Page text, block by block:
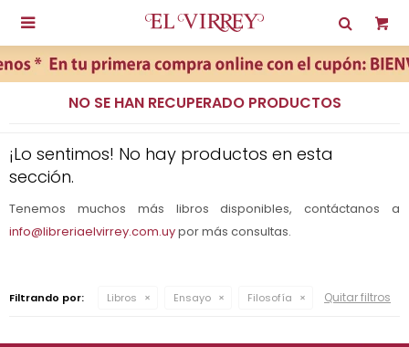

NO SE HAN RECUPERADO PRODUCTOS
¡Lo sentimos! No hay productos en esta
sección.
Tenemos muchos más libros disponibles, contáctanos a
info@libreriaelvirrey.com.uypor más consultas.
Filtrando por: Libros Ensayo Filosofía Quitar filtros